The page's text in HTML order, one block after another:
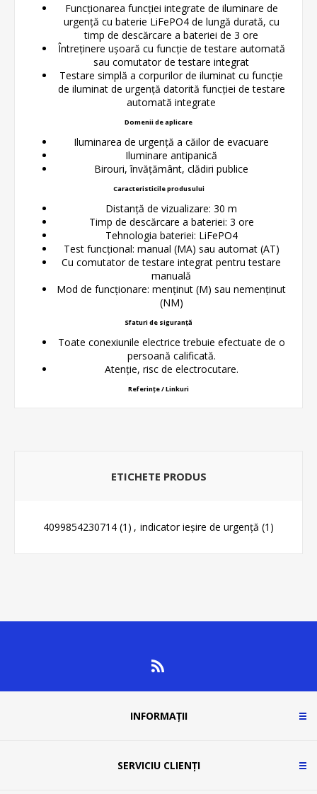
Funcționarea funcției integrate de iluminare de
urgență cu baterie LiFePO4 de lungă durată, cu
timp de descărcare a bateriei de 3 ore
Întreținere ușoară cu funcție de testare automată
sau comutator de testare integrat
Testare simplă a corpurilor de iluminat cu funcție
de iluminat de urgență datorită funcției de testare
automată integrate
Domenii de aplicare
Iluminarea de urgență a căilor de evacuare
Iluminare antipanică
Birouri, învățământ, clădiri publice
Caracteristicile produsului
Distanță de vizualizare: 30 m
Timp de descărcare a bateriei: 3 ore
Tehnologia bateriei: LiFePO4
Test funcțional: manual (MA) sau automat (AT)
Cu comutator de testare integrat pentru testare
manuală
Mod de funcționare: menținut (M) sau nemenținut
(NM)
Sfaturi de siguranță
Toate conexiunile electrice trebuie efectuate de o
persoană calificată.
Atenție, risc de electrocutare.
Referințe / Linkuri
ETICHETE PRODUS
4099854230714 (1) , indicator ieșire de urgență (1)
INFORMAȚII
SERVICIU CLIENȚI